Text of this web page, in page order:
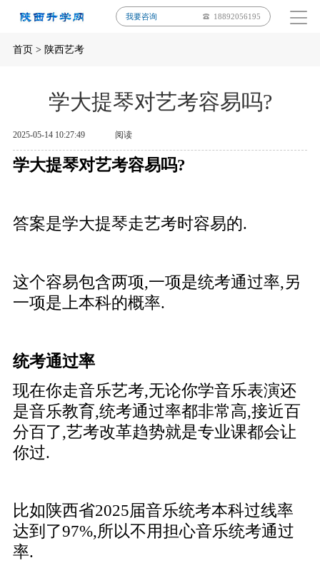
我要咨询 18892056195
首页> 陕西艺考
学大提琴对艺考容易吗?
2025-05-14 10:27:49 阅读
学大提琴对艺考容易吗?
答案是学大提琴走艺考时容易的.
这个容易包含两项,一项是统考通过率,另
一项是上本科的概率.
统考通过率
现在你走音乐艺考,无论你学音乐表演还
是音乐教育,统考通过率都非常高,接近百
分百了,艺考改革趋势就是专业课都会让
你过.
比如陕西省2025届音乐统考本科过线率
达到了97%,所以不用担心音乐统考通过
率.